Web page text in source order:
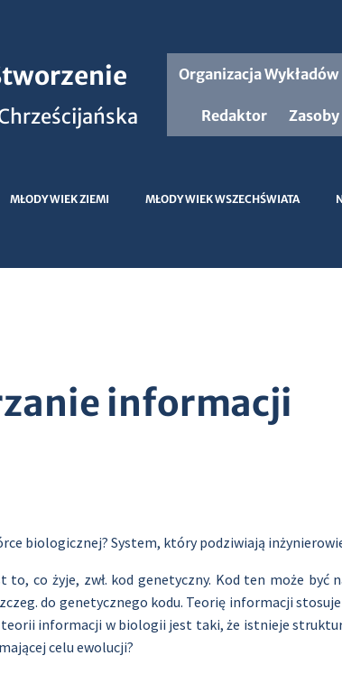
Organizacja Wykładów
Redaktor Zasoby
MŁODY WIEK ZIEMI MŁODY WIEK WSZECHŚWIATA
informacji
biologicznej? System, który podziwiają
co żyje, zwł. kod genetyczny. Kod ten może być
do genetycznego kodu. Teorię informacji
informacji w biologii jest taki, że istnieje
celu ewolucji?